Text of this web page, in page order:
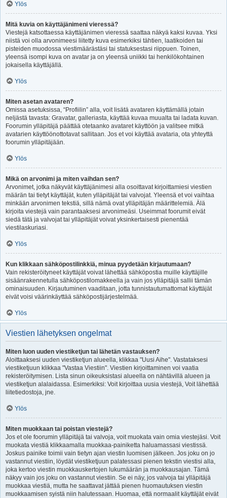
Ylös
Mitä kuvia on käyttäjänimeni vieressä?
Viestejä katsottaessa käyttäjänimen vieressä saattaa näkyä kaksi kuvaa. Yksi
niistä voi olla arvonimeesi liitetty kuva esimerkiksi tähtien, laatikoiden tai
pisteiden muodossa viestimäärästäsi tai statuksestasi riippuen. Toinen,
yleensä isompi kuva on avatar ja on yleensä uniikki tai henkilökohtainen
jokaisella käyttäjällä.
Ylös
Miten asetan avataren?
Omissa asetuksissa, “Profiilin” alla, voit lisätä avataren käyttämällä jotain
neljästä tavasta: Gravatar, galleriasta, käyttää kuvaa muualta tai ladata kuvan.
Foorumin ylläpitäjä päättää otetaanko avataret käyttöön ja valitsee mitkä
avatarien käyttöönottotavat sallitaan. Jos et voi käyttää avataria, ota yhteyttä
foorumin ylläpitäjään.
Ylös
Mikä on arvonimi ja miten vaihdan sen?
Arvonimet, jotka näkyvät käyttäjänimesi alla osoittavat kirjoittamiesi viestien
määrän tai tietyt käyttäjät, kuten ylläpitäjät tai valvojat. Yleensä et voi vaihtaa
minkään arvonimen tekstiä, sillä nämä ovat ylläpitäjän määrittelemiä. Älä
kirjoita viestejä vain parantaaksesi arvonimeäsi. Useimmat foorumit eivät
siedä tätä ja valvojat tai ylläpitäjät voivat yksinkertaisesti pienentää
viestilaskuriasi.
Ylös
Kun klikkaan sähköpostilinkkiä, minua pyydetään kirjautumaan?
Vain rekisteröityneet käyttäjät voivat lähettää sähköpostia muille käyttäjille
sisäänrakennetulla sähköpostilomakkeella ja vain jos ylläpitäjä sallii tämän
ominaisuuden. Kirjautuminen vaaditaan, jotta tunnistautumattomat käyttäjät
eivät voisi väärinkäyttää sähköpostijärjestelmää.
Ylös
Viestien lähetyksen ongelmat
Miten luon uuden viestiketjun tai lähetän vastauksen?
Aloittaaksesi uuden viestiketjun alueella, klikkaa "Uusi Aihe". Vastataksesi
viestiketjuun klikkaa "Vastaa Viestiin". Viestien kirjoittaminen voi vaatia
rekisteröitymisen. Lista sinun oikeuksistasi alueella on nähtävillä alueen ja
viestiketjun alalaidassa. Esimerkiksi: Voit kirjoittaa uusia viestejä, Voit lähettää
liitetiedostoja, jne.
Ylös
Miten muokkaan tai poistan viestejä?
Jos et ole foorumin ylläpitäjä tai valvoja, voit muokata vain omia viestejäsi. Voit
muokata viestiä klikkaamalla muokkaa-painiketta haluamassasi viestissä.
Joskus painike toimii vain tietyn ajan viestin luomisen jälkeen. Jos joku on jo
vastannut viestiin, löydät viestiketjuun palatessasi pienen tekstin viestisi alla,
joka kertoo viestin muokkauskertojen lukumäärän ja muokkausajan. Tämä
näkyy vain jos joku on vastannut viestiin. Se ei näy, jos valvoja tai ylläpitäjä
muokkaa viestiä, mutta he saattavat jättää pienen huomautuksen viestin
muokkaamisen syistä niin halutessaan. Huomaa, että normaalit käyttäjät eivät